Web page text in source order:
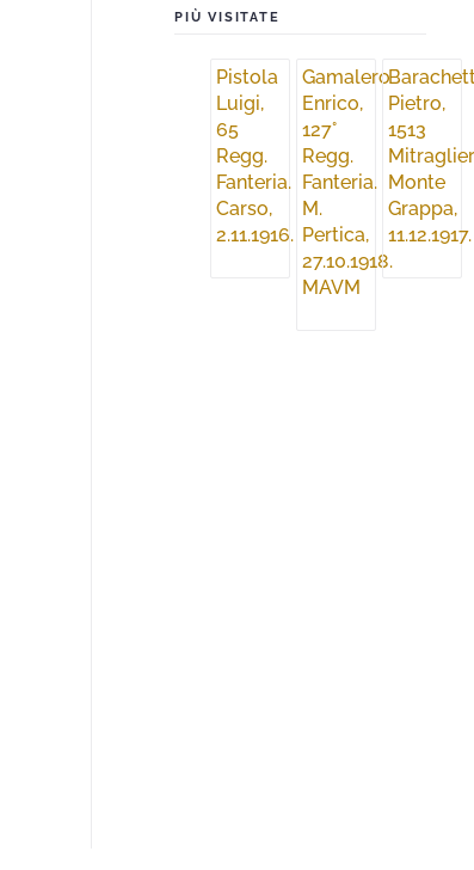
PIÙ VISITATE
Pistola
Luigi,
65
Regg.
Fanteria.
Carso,
2.11.1916.
Gamalero
Enrico,
127°
Regg.
Fanteria.
M.
Pertica,
27.10.1918.
MAVM
Pietro,
1513
Monte
Grappa,
11.12.1917.